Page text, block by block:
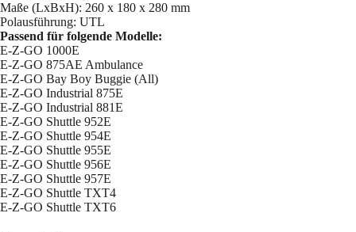
Maße (LxBxH): 260 x 180 x 280 mm
Polausführung: UTL
Passend für folgende Modelle:
E-Z-GO 1000E
E-Z-GO 875AE Ambulance
E-Z-GO Bay Boy Buggie (All)
E-Z-GO Industrial 875E
E-Z-GO Industrial 881E
E-Z-GO Shuttle 952E
E-Z-GO Shuttle 954E
E-Z-GO Shuttle 955E
E-Z-GO Shuttle 956E
E-Z-GO Shuttle 957E
E-Z-GO Shuttle TXT4
E-Z-GO Shuttle TXT6